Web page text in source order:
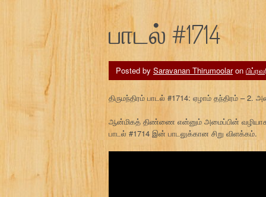
பாடல் #1714
Posted by Saravanan Thirumoolaron
திருமந்திரம் பாடல் #1714: ஏழாம் தந்திரம் –
ஆன்மிகத் திண்ணை என்னும் அமைப்பின் வழியாக
பாடல் #1714 இன் பாடலுக்கான சிறு விளக்கம்.